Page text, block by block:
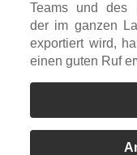
Teams und des
der im ganzen
exportiert wird,
einen guten Ruf